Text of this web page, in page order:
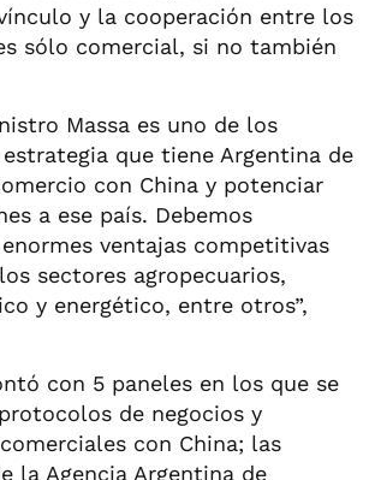
y la cooperación entre los
sólo comercial, si no también
Massa es uno de los
que tiene Argentina de
con China y potenciar
a ese país. Debemos
ventajas competitivas
sectores agropecuarios,
y energético, entre otros”,
con 5 paneles en los que se
de negocios y
con China; las
la Agencia Argentina de